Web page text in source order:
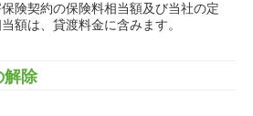
険契約の保険料相当額及び当社の定
額は、貸渡料金に含みます。
除